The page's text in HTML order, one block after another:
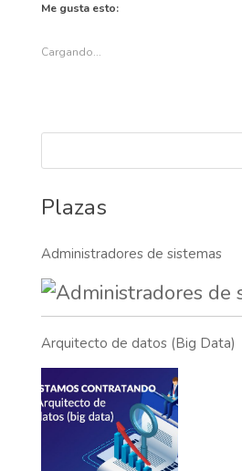
Me gusta esto:
Cargando...
Plazas
Administradores de sistemas
Arquitecto de datos (Big Data)